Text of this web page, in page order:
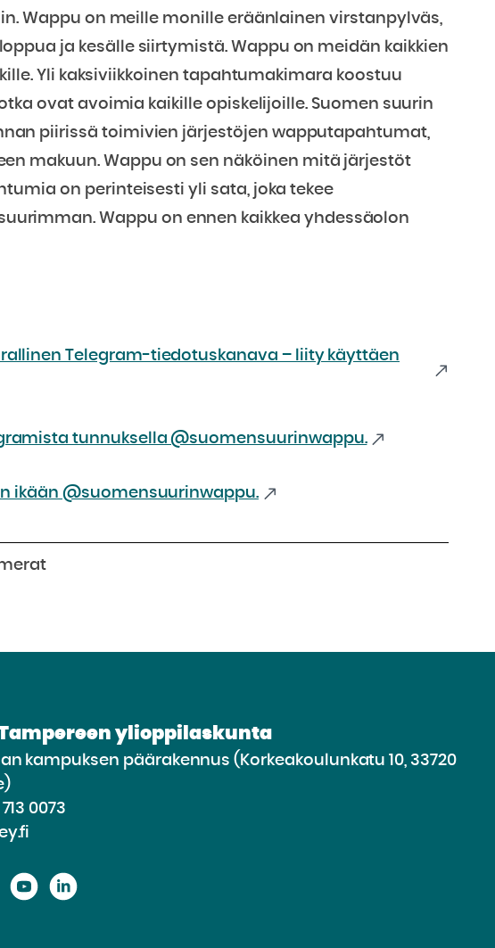
Wappu on meille monille eräänlainen virstanpylväs,
ja kesälle siirtymistä. Wappu on meidän kaikkien
Yli kaksiviikkoinen tapahtumakimara koostuu
ovat avoimia kaikille opiskelijoille. Suomen suurin
piirissä toimivien järjestöjen wapputapahtumat,
makuun. Wappu on sen näköinen mitä järjestöt
on perinteisesti yli sata, joka tekee
Wappu on ennen kaikkea yhdessäolon
Telegram-tiedotuskanava – liity käyttäen
tunnuksella @suomensuurinwappu.
ikään @suomensuurinwappu.
Tampereen ylioppilaskunta
kampuksen päärakennus (Korkeakoulunkatu 10, 33720
0073
SiirrySiirry